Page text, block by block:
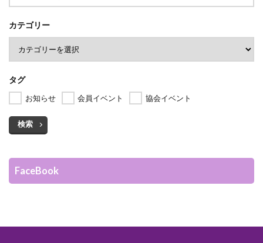
カテゴリー
タグ
お知らせ 会員イベント 協会イベント
検索
FaceBook